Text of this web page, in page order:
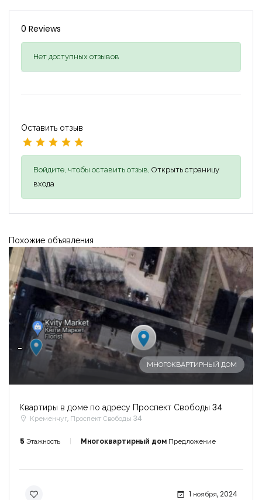
0 Reviews
Нет доступных отзывов
Оставить отзыв
Войдите, чтобы оставить отзыв, Открыть страницу
входа
Похожие объявления
-
МНОГОКВАРТИРНЫЙ ДОМ
Квартиры в доме по адресу Проспект Свободы 34
Кременчуг, Проспект Свободы 34
5 Этажность Многоквартирный дом Предложение
1 ноября, 2024